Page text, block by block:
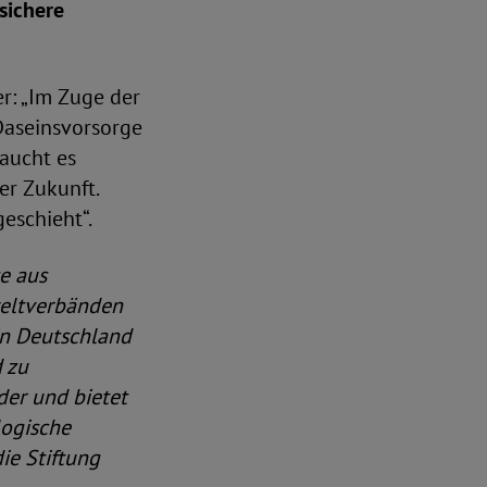
„Im Zuge der
es
Zukunft.
aus
Deutschland
zu
und bietet
Stiftung